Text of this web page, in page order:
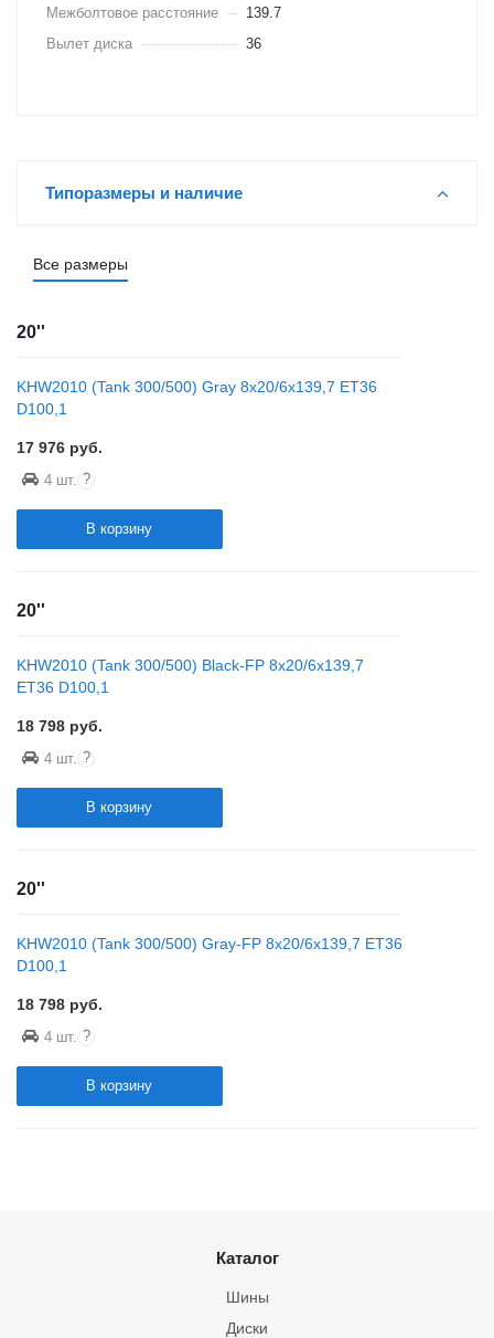
Межболтовое расстояние
139.7
Вылет диска
36
Типоразмеры и наличие
Все размеры
20''
KHW2010 (Tank 300/500) Gray 8x20/6x139,7 ET36
D100,1
17 976 руб.
4 шт. ?
В корзину
20''
KHW2010 (Tank 300/500) Black-FP 8x20/6x139,7
ET36 D100,1
18 798 руб.
4 шт. ?
В корзину
20''
KHW2010 (Tank 300/500) Gray-FP 8x20/6x139,7 ET36
D100,1
18 798 руб.
4 шт. ?
В корзину
Каталог
Шины
Диски